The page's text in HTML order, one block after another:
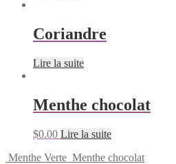
Coriandre
Lire la suite
Menthe chocolat
$0.00 Lire la suite
Menthe Verte Menthe chocolat